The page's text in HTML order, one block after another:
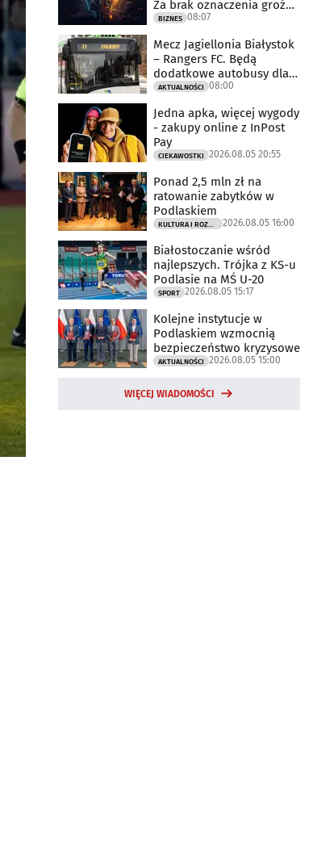
Za brak oznaczenia grożą
milionowe
BIZNES 08:07
Mecz Jagiellonia Białystok
– Rangers FC. Będą
dodatkowe autobusy dla
kibiców
AKTUALNOŚCI 08:00
Jedna apka, więcej wygody
- zakupy online z InPost
Pay
CIEKAWOSTKI 2026.08.05 20:55
Ponad 2,5 mln zł na
ratowanie zabytków w
Podlaskiem
2026.08.05 16:00
Białostoczanie wśród
najlepszych. Trójka z KS-u
Podlasie na MŚ U-20
SPORT 2026.08.05 15:17
Kolejne instytucje w
Podlaskiem wzmocnią
bezpieczeństwo kryzysowe
AKTUALNOŚCI 2026.08.05 15:00
WIĘCEJ WIADOMOŚCI